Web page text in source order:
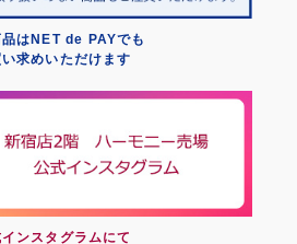
はNET de PAYでも
求めいただけます
ンスタグラムにて